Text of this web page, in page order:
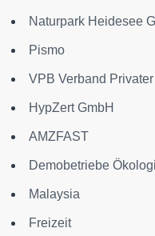
Naturpark Heidesee
Pismo
VPB Verband
HypZert GmbH
AMZFAST
Demobetriebe
Malaysia
Freizeit